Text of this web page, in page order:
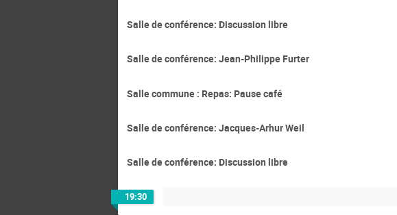
Salle de conférence: Discussion libre
Salle de conférence: Jean-Philippe Furter
Salle commune : Repas: Pause café
Salle de conférence: Jacques-Arhur Weil
Salle de conférence: Discussion libre
19:30